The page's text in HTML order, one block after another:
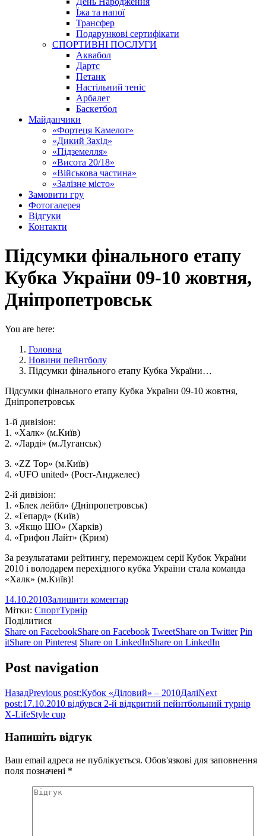
Їжа та напої
Трансфер
Подарункові сертифікати
СПОРТИВНІ ПОСЛУГИ
Аквабол
Дартс
Петанк
Настільний теніс
Арбалет
Баскетбол
Майданчики
«Фортеця Камелот»
«Дикий Захід»
«Підземелля»
«Висота 20/18»
«Військова частина»
«Залізне місто»
Замовити гру
Фотогалерея
Відгуки
Контакти
Підсумки фінального етапу
Кубка України 09-10 жовтня,
Дніпропетровськ
You are here:
Головна
Новини пейнтболу
Підсумки фінального етапу Кубка України…
Підсумки фінального етапу Кубка України 09-10 жовтня,
Дніпропетровськ
1-й дивізіон:
1. «Халк» (м.Київ)
2. «Ларді» (м.Луганськ)
3. «ZZ Top» (м.Київ)
4. «UFO united» (Рост-Анджелес)
2-й дивізіон:
1. «Блек лейбл» (Дніпропетровськ)
2. «Гепард» (Київ)
3. «Якщо ШО» (Харків)
4. «Грифон Лайт» (Крим)
За результатами рейтингу, переможцем серії Кубок України
2010 і володарем перехідного кубка України стала команда
«Халк» (м.Київ)!
14.10.2010Залишити коментар
Мітки: СпортТурнір
Поділитися
Share on FacebookShare on Facebook TweetShare on Twitter Pin
itShare on Pinterest Share on LinkedInShare on LinkedIn
Post navigation
НазадPrevious post:Кубок «Діловий» – 2010ДаліNext
post:17.10.2010 відбувся 2-й відкритий пейнтбольний турнір
X-LifeStyle cup
Напишіть відгук
Ваш email адреса не публікується. Обов'язкові для заповнення
поля позначені *